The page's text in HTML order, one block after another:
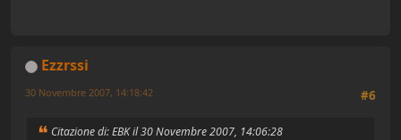
Ezzrssi
#6
30 Novembre 2007, 14:18:42
Citazione di: EBK il 30 Novembre 2007, 14:06:28